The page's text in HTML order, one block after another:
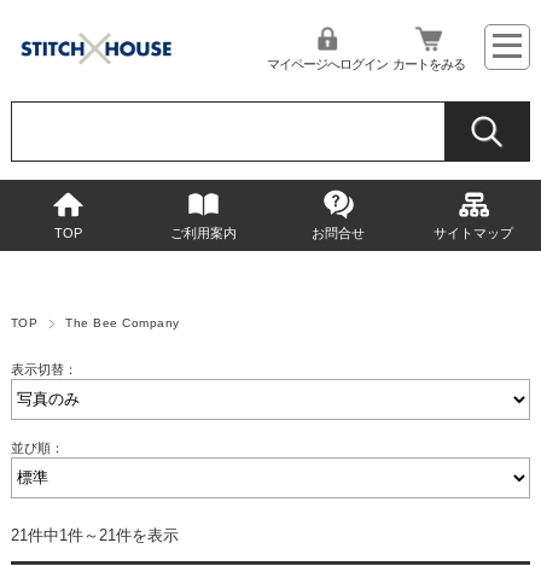
マイページへログイン カートをみる
TOP ご利用案内 お問合せ サイトマップ
TOP The Bee Company
表示切替：
並び順：
21件中1件～21件を表示